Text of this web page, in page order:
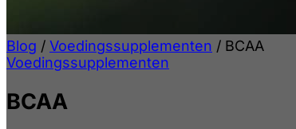
Blog / Voedingssupplementen / BCAA
Voedingssupplementen
BCAA